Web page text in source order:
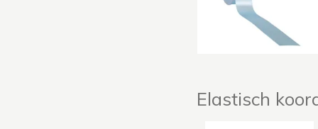
Elastisch